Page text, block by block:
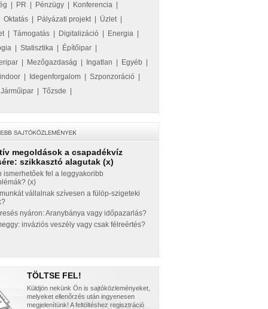
PR Pénzügy Konferencia
Oktatás Pályázati projekt| Üzlet|
| Támogatás Digitalizáció Energia
Statisztika Építőipar
Mezőgazdaság Ingatlan Egyéb
Idegenforgalom Szponzoráció
Járműipar Tőzsde
megoldások a csapadékvíz
szikkasztó alagutak (x)
ismerhetőek fel a leggyakoribb
(x)
vállalnak szívesen a fülöp-szigeteki
nyáron: Aranybánya vagy időpazarlás?
inváziós veszély vagy csak félreértés?
TÖLTSE FEL!
Küldjön nekünk Ön is sajtóközleményeket,
melyeket ellenőrzés után ingyenesen
megjelenítünk! A feltöltéshez regisztráció